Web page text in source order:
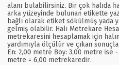
alanı bulabilirsiniz. Bir çok halıda
arka yüzeyinde bulunan etikette
bağlı olarak etiket sökülmüş yada
gelmiş olabilir. Halı Metrekare
metrekaresini hesaplamak için
yardımıyla ölçülür ve çıkan
En: 2,00 metre Boy: 3,00 metre ise
metre = 6,00 metrekaredir.